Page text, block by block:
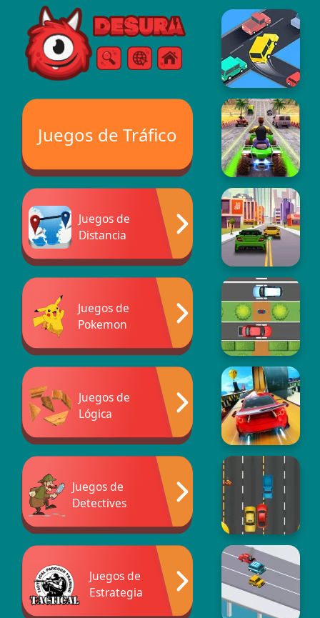
Free Online Games
BuscarMenú
Juegos de Tráfico
Juegos de
Distancia
Juegos de
Pokemon
Juegos de
Lógica
Juegos de
Detectives
Juegos de
Estrategia